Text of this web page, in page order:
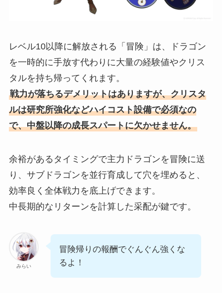
レベル10以降に解放される「冒険」は、ドラゴン
を一時的に手放す代わりに大量の経験値やクリス
タルを持ち帰ってくれます。
戦力が落ちるデメリットはありますが、クリスタ
ルは研究所強化などハイコスト設備で必須なの
で、中盤以降の成長スパートに欠かせません。
余裕があるタイミングで主力ドラゴンを冒険に送
り、サブドラゴンを並行育成して穴を埋めると、
効率良く全体戦力を底上げできます。
中長期的なリターンを計算した采配が鍵です。
みらい
冒険帰りの報酬でぐんぐん強くな
るよ！